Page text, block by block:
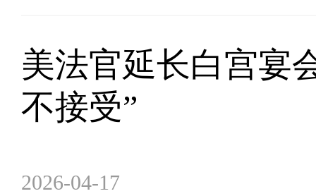
美法官延长白宫宴
不接受”
2026-04-17